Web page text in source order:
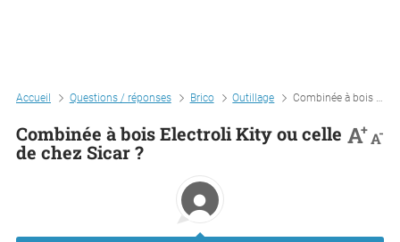
Accueil Questions / réponses Brico Outillage Combinée à bois electroli kity ou celle de chez sicar ?
Combinée à bois Electroli Kity ou celle
de chez Sicar ?
A+A-